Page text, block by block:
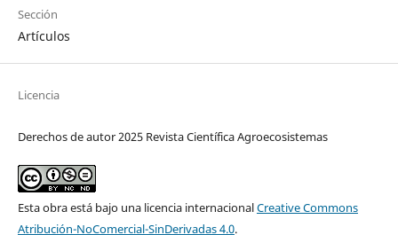
Sección
Artículos
Licencia
Derechos de autor 2025 Revista Científica Agroecosistemas
Esta obra está bajo una licencia internacionalCreative Commons
Atribución-NoComercial-SinDerivadas 4.0.